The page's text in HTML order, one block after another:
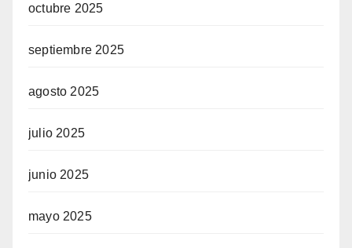
octubre 2025
septiembre 2025
agosto 2025
julio 2025
junio 2025
mayo 2025